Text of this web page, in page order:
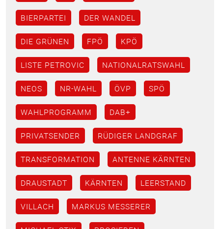
BIERPARTEI DER WANDEL
DIE GRÜNEN FPÖ KPÖ
LISTE PETROVIC NATIONALRATSWAHL
NEOS NR-WAHL ÖVP SPÖ
WAHLPROGRAMM DAB+
PRIVATSENDER RÜDIGER LANDGRAF
TRANSFORMATION ANTENNE KÄRNTEN
DRAUSTADT KÄRNTEN LEERSTAND
VILLACH MARKUS MESSERER